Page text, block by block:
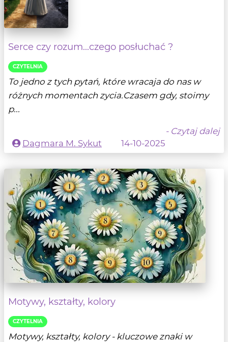
Serce czy rozum...czego posłuchać ?
CZYTELNIA
To jedno z tych pytań, które wracaja do nas w
różnych momentach zycia.Czasem gdy, stoimy
p...
- Czytaj dalej
Dagmara M. Sykut
14-10-2025
Motywy, kształty, kolory
CZYTELNIA
Motywy, kształty, kolory - kluczowe znaki w